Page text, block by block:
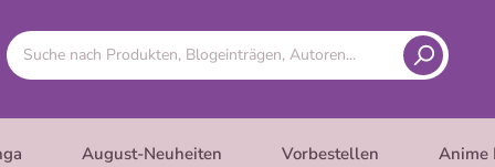
August-Neuheiten Vorbestellen Anime